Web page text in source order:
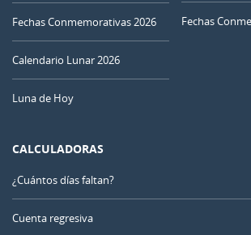
Fechas Conmemorativas 2026
Calendario Lunar 2026
Luna de Hoy
Fechas
CALCULADORAS
¿Cuántos días faltan?
Cuenta regresiva